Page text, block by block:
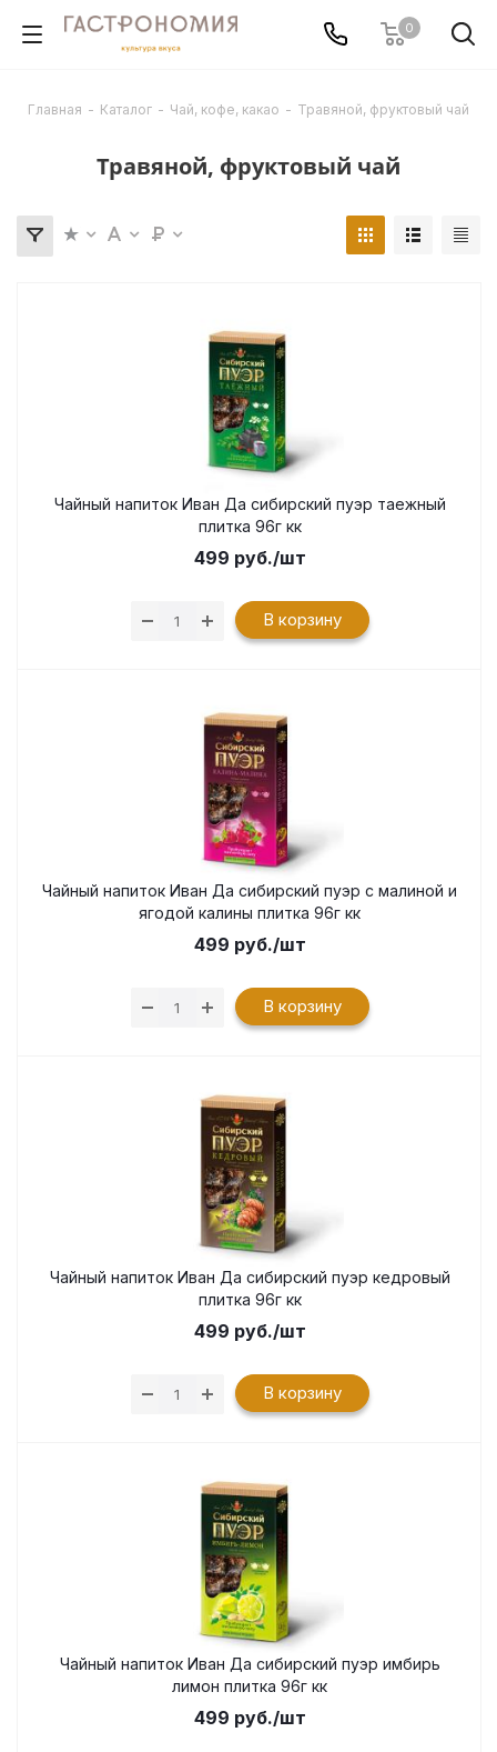
0
Главная - Каталог - Чай, кофе, какао - Травяной, фруктовый чай
Травяной, фруктовый чай
Чайный напиток Иван Да сибирский пуэр таежный
плитка 96г кк
499 руб./шт
В корзину
Чайный напиток Иван Да сибирский пуэр с малиной и
ягодой калины плитка 96г кк
499 руб./шт
В корзину
Чайный напиток Иван Да сибирский пуэр кедровый
плитка 96г кк
499 руб./шт
В корзину
Чайный напиток Иван Да сибирский пуэр имбирь
лимон плитка 96г кк
499 руб./шт